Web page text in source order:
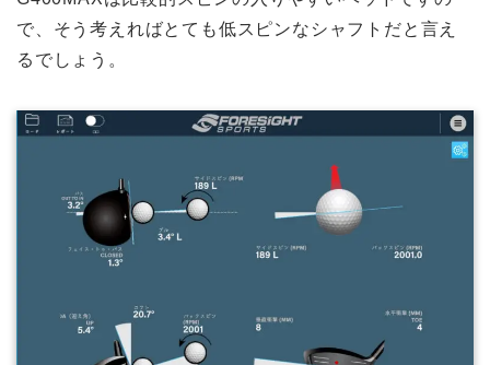
で、そう考えればとても低スピンなシャフトだと言え
るでしょう。